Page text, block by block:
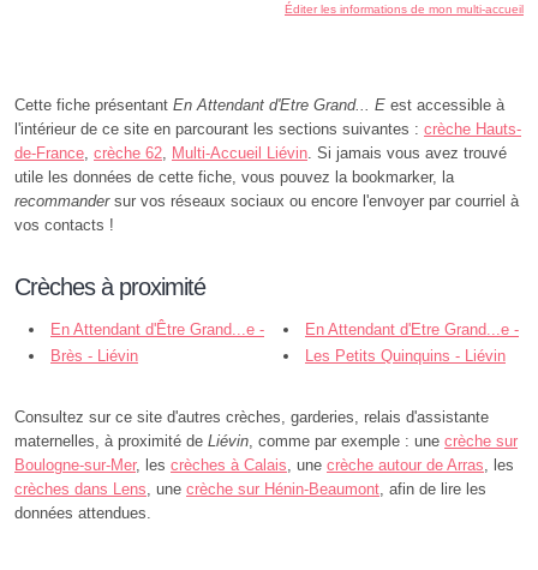
Éditer les informations de mon multi-accueil
Cette fiche présentant En Attendant d'Etre Grand... E est accessible à
l'intérieur de ce site en parcourant les sections suivantes : crèche Hauts-
de-France crèche 62 Multi-Accueil Liévin . Si jamais vous avez trouvé
utile les données de cette fiche, vous pouvez la bookmarker, la
recommandersur vos réseaux sociaux ou encore l'envoyer par courriel à
vos contacts !
Crèches à proximité
En Attendant d'Être Grand...e -
Liévin
En Attendant d'Etre Grand...e -
Liévin
Brès - Liévin Les Petits Quinquins - Liévin
Consultez sur ce site d'autres crèches, garderies, relais d'assistante
maternelles, à proximité de Liévin , comme par exemple : une crèche sur
Boulogne-sur-Mer, les crèches à Calais , une crèche autour de Arras , les
crèches dans Lens , une crèche sur Hénin-Beaumont , afin de lire les
données attendues.